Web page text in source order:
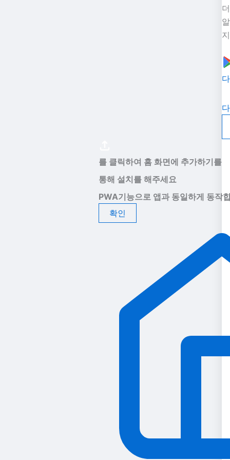
를 클릭하여 홈 화면에 추가하기를
통해 설치를 해주세요
PWA기능으로 앱과 동일하게 동작
확인